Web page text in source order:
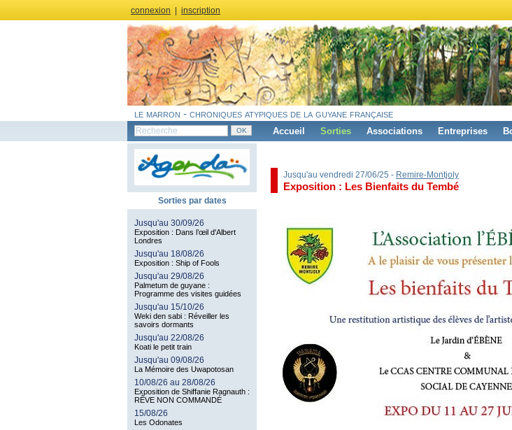
connexion inscription
le marron - chroniques atypiques de la guyane française
Accueil Sorties Associations Entreprises
Sorties par dates
Jusqu'au 30/09/26
Exposition : Dans l’œil d'Albert
Londres
Jusqu'au 18/08/26
Exposition : Ship of Fools
Jusqu'au 29/08/26
Palmetum de guyane :
Programme des visites guidées
Jusqu'au 15/10/26
Weki den sabi : Réveiller les
savoirs dormants
Jusqu'au 22/08/26
Koati le petit train
Jusqu'au 09/08/26
La Mémoire des Uwapotosan
10/08/26 au 28/08/26
Exposition de Shiffanie Ragnauth :
RÊVE NON COMMANDÉ
15/08/26
Les Odonates
Jusqu'au vendredi 27/06/25 - Remire-Montjoly
Exposition : Les Bienfaits du Tembé